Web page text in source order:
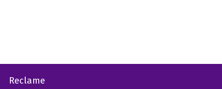
Reclame